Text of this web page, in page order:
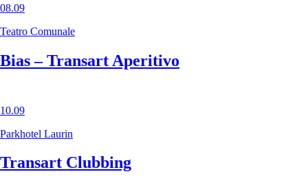
08.09
Teatro Comunale
Bias – Transart Aperitivo
10.09
Parkhotel Laurin
Transart Clubbing